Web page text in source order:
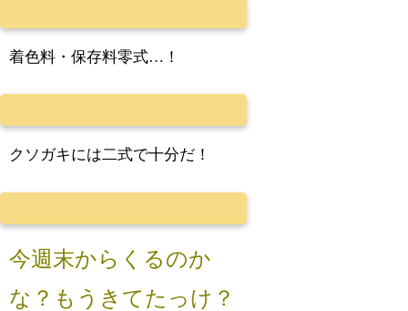
着色料・保存料零式…！
クソガキには二式で十分だ！
今週末からくるのか
な？もうきてたっけ？